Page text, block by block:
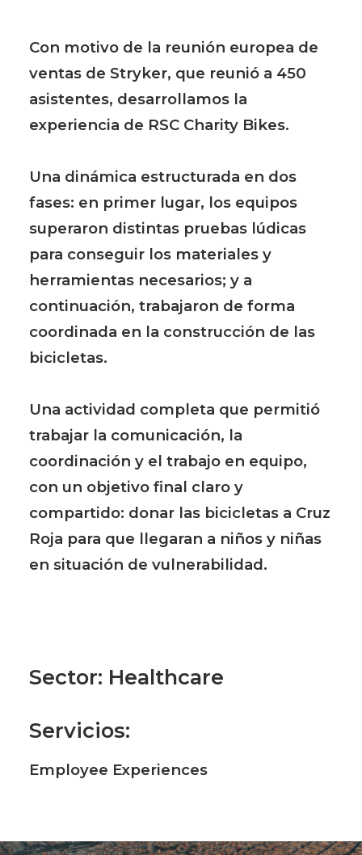
Con motivo de la reunión europea de
ventas de Stryker, que reunió a 450
asistentes, desarrollamos la
experiencia de RSC Charity Bikes.
Una dinámica estructurada en dos
fases: en primer lugar, los equipos
superaron distintas pruebas lúdicas
para conseguir los materiales y
herramientas necesarios; y a
continuación, trabajaron de forma
coordinada en la construcción de las
bicicletas.
Una actividad completa que permitió
trabajar la comunicación, la
coordinación y el trabajo en equipo,
con un objetivo final claro y
compartido: donar las bicicletas a Cruz
Roja para que llegaran a niños y niñas
en situación de vulnerabilidad.
Sector: Healthcare
Servicios:
Employee Experiences